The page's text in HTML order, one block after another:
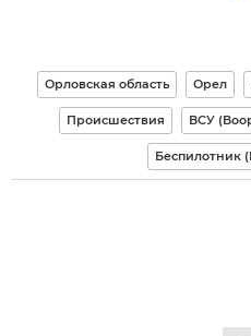
Орловская область Орел
Происшествия ВСУ
Беспилотник